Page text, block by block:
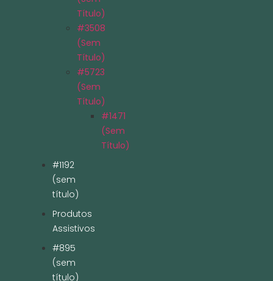
Título)
#3508
(sem
Título)
#5723
(sem
Título)
#1471
(sem
Título)
#1192
(sem
título)
Produtos
Assistivos
#895
(sem
título)